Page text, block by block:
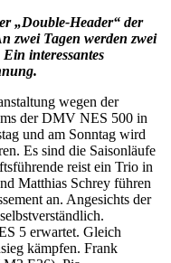
„Double-Header“ der
zwei Tagen werden zwei
interessantes
wegen der
der DMV NES 500 in
und am Sonntag wird
Es sind die Saisonläufe
reist ein Trio in
Matthias Schrey führen
an. Angesichts der
5 erwartet. Gleich
kämpfen. Frank